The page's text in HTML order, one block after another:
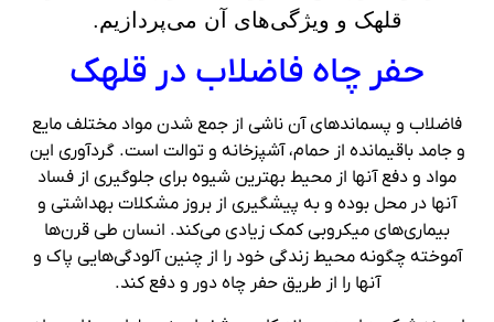
قلهک و ویژگی‌های آن می‌پردازیم.
حفر چاه فاضلاب در قلهک
فاضلاب و پسماندهای آن ناشی از جمع شدن مواد مختلف مایع
و جامد باقیمانده از حمام، آشپزخانه و توالت است. گردآوری این
مواد و دفع آنها از محیط بهترین شیوه برای جلوگیری از فساد
آنها در محل بوده و به پیشگیری از بروز مشکلات بهداشتی و
بیماری‌های میکروبی کمک زیادی می‌کند. انسان طی قرن‌ها
آموخته چگونه محیط زندگی خود را از چنین آلودگی‌هایی پاک و
آنها را از طریق حفر چاه دور و دفع کند.